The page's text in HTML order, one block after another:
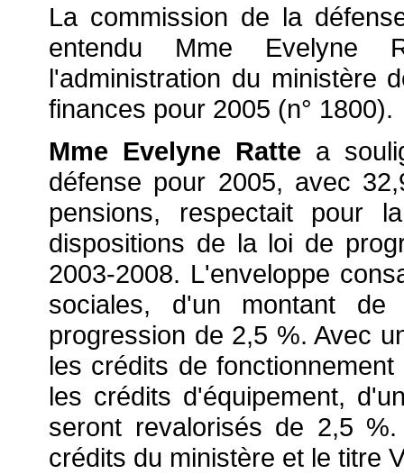
La commission de la
entendu Mme Evelyne
l'administration du ministère
finances pour 2005 (n° 1800).
Mme Evelyne Ratte a
défense pour 2005, avec
pensions, respectait pour
dispositions de la loi de
2003-2008. L'enveloppe
sociales, d'un montant
progression de 2,5 %. Avec
les crédits de
les crédits d'équipement,
seront revalorisés de 2,5
crédits du ministère et le titre